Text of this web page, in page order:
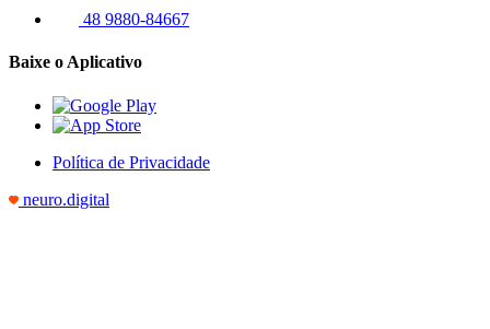
48 9880-84667
Baixe o Aplicativo
Política de Privacidade
neuro.digital